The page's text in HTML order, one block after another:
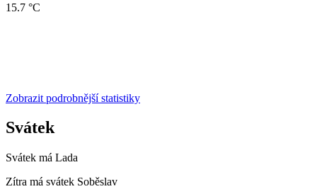
15.7 °C
Zobrazit podrobnější statistiky
Svátek
Svátek má Lada
Zítra má svátek Soběslav